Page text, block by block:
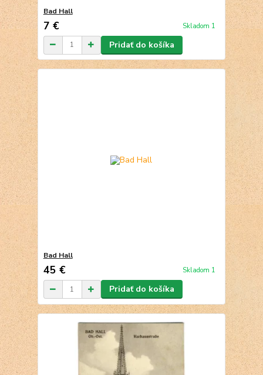
Bad Hall
7 € Skladom 1
Pridať do košíka
Bad Hall
45 € Skladom 1
Pridať do košíka